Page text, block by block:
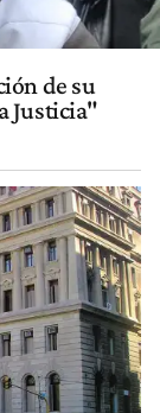
de su
Justicia"